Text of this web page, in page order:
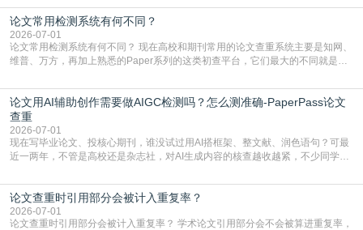
但很多人忽略了，AI生成的内容天生带有重复风险——训练AI的数据集本身就包
含大量已公开的学术内容、网络原创内容，AI输出内容时很容易无意识拼接出重
复片
论文常用检测系统有何不同？
2026-07-01
论文常用检测系统有何不同？ 现在高校和期刊常用的论文查重系统主要是知网、
维普、万方，再加上熟悉的Paper系列的这类初查平台，它们最大的不同就是数
查数值误导。知网（CNKI）是学校定稿检测的绝对主流。本科用PMLC，含大学
生联合比对库，能比历届学长论文，硕博用VIP/TMLC，含学术论文联合比对
库，期刊投稿用AMLMC/SML
论文用AI辅助创作需要做AIGC检测吗？怎么测准确-PaperPass论文
查重
2026-07-01
现在写毕业论文、投核心期刊，谁没试过用AI搭框架、整文献、润色语句？可最
近一两年，不管是高校还是杂志社，对AI生成内容的核查越收越紧，不少同学投
真的太亏。提前做AIGC检测，已经成了很多过来人交稿前必做的一步。为什么
AIGC检测成了论文答辩投稿前的必备项？可能还有不少人觉得，我就用AI搭了个
框架，内容都是自己写的，至于做AIG
论文查重时引用部分会被计入重复率？
2026-07-01
论文查重时引用部分会被计入重复率？ 学术论文引用部分会不会被算进重复率，